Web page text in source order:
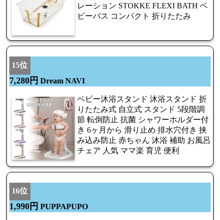
レーション STOKKE FLEXI BATH ベ
ビーバス コンパクト 折りたたみ
15位
7,280円 Dream NAVI
ベビー沐浴スタンド 沐浴スタンド 折
りたたみ式 自立式 スタンド 5段階調
節 転倒防止 抗菌 シャワーホルダー付
き 6ヶ月から 滑り止め 排水穴付き 挟
み込み防止 赤ちゃん 沐浴 補助 お風呂
チェア 人気 ママ楽 育児 便利
16位
1,990円 PUPPAPUPO